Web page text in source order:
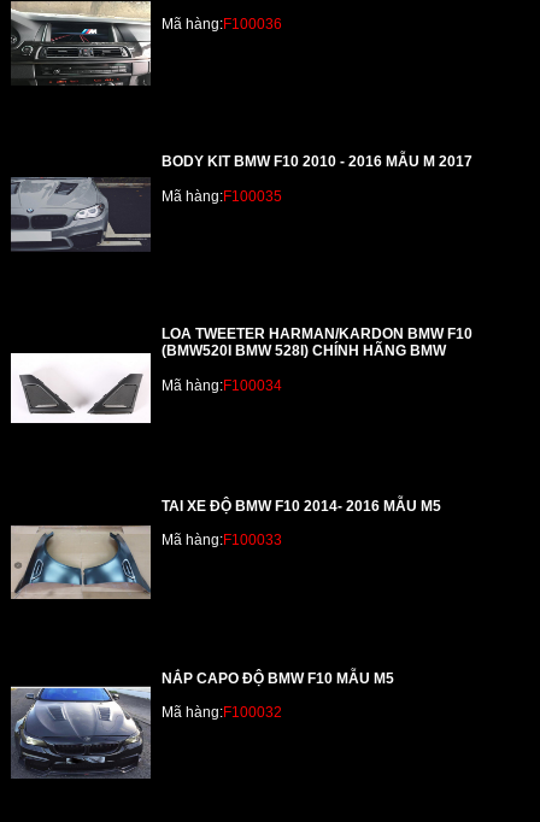
Mã hàng:F100036
BODY KIT BMW F10 2010 - 2016 MẪU M 2017
Mã hàng:F100035
LOA TWEETER HARMAN/KARDON BMW F10
(BMW520I BMW 528I) CHÍNH HÃNG BMW
Mã hàng:F100034
TAI XE ĐỘ BMW F10 2014- 2016 MẪU M5
Mã hàng:F100033
NẮP CAPO ĐỘ BMW F10 MẪU M5
Mã hàng:F100032